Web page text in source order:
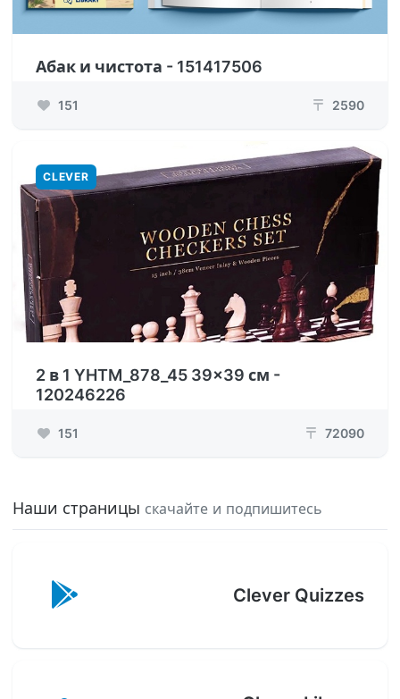
Абак и чистота - 151417506
151 ₸ 2590
CLEVER
2 в 1 YHTM_878_45 39x39 см -
120246226
151 ₸ 72090
Наши страницы скачайте и подпишитесь
Clever Quizzes